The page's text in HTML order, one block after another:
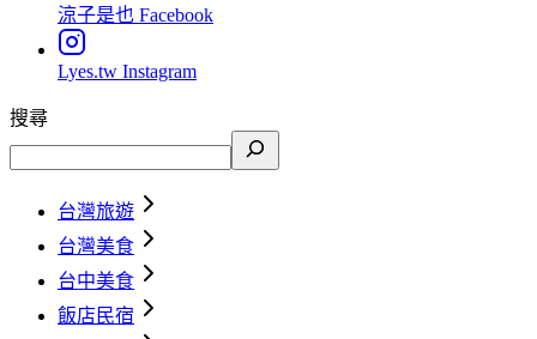
涼子是也 Facebook
Lyes.tw Instagram
搜尋
台灣旅遊
台灣美食
台中美食
飯店民宿